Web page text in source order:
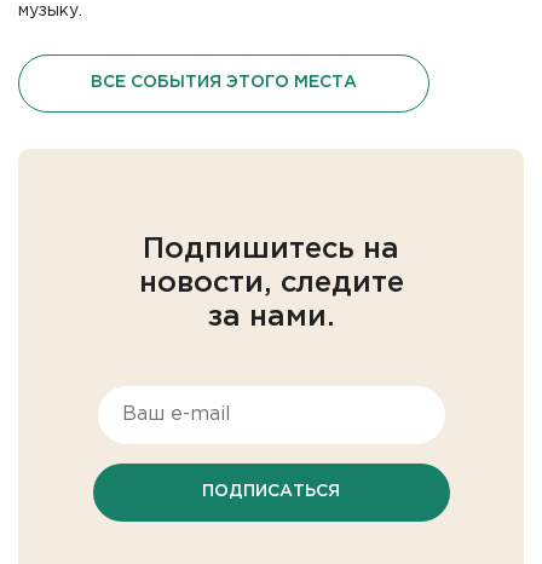
музыку.
ВСЕ СОБЫТИЯ ЭТОГО МЕСТА
Подпишитесь на
новости, следите
за нами.
ПОДПИСАТЬСЯ